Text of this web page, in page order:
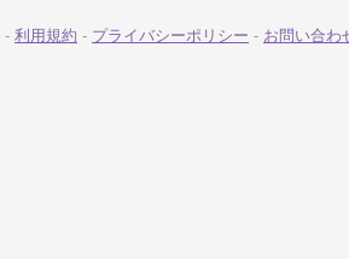
- 利用規約 - プライバシーポリシー - お問い合わ